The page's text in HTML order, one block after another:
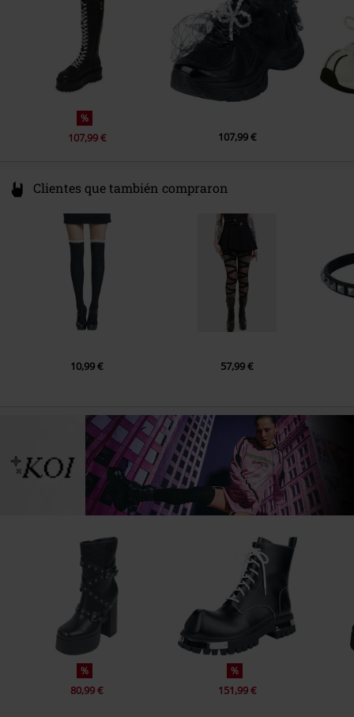
Redondo
negro/rosa
www.koifootwear.com
%
107,99 € 107,99 €
Clientes que también compraron
10,99 € 57,99 €
%
80,99 €
%
151,99 €